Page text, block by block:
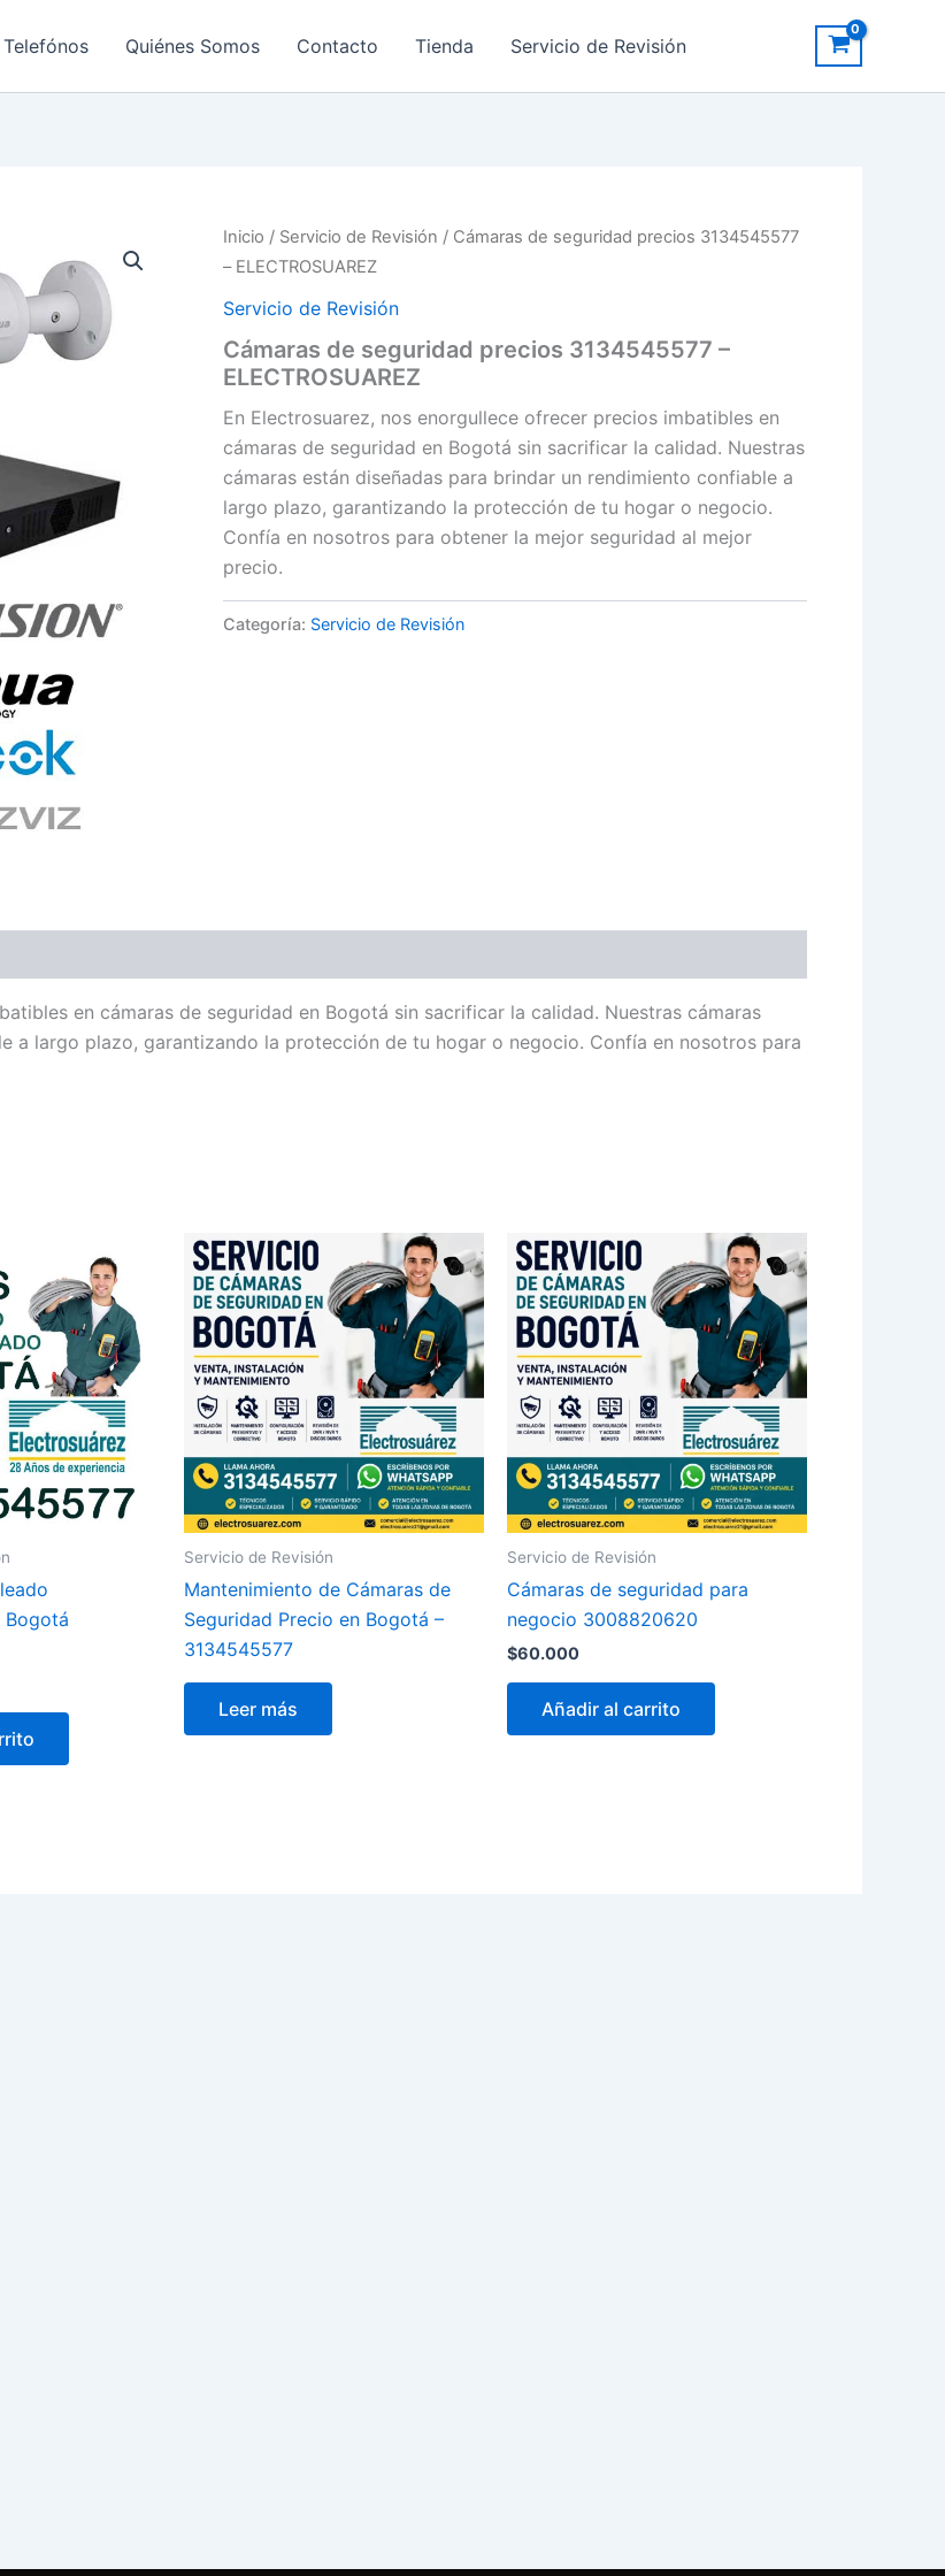
Telefónos Quiénes Somos Contacto Tienda Servicio de Revisión
Inicio / Servicio de Revisión / Cámaras de seguridad precios 3134545577
– ELECTROSUAREZ
Servicio de Revisión
Cámaras de seguridad precios 3134545577 –
ELECTROSUAREZ
En Electrosuarez, nos enorgullece ofrecer precios imbatibles en
cámaras de seguridad en Bogotá sin sacrificar la calidad. Nuestras
cámaras están diseñadas para brindar un rendimiento confiable a
largo plazo, garantizando la protección de tu hogar o negocio.
Confía en nosotros para obtener la mejor seguridad al mejor
precio.
Categoría: Servicio de Revisión
en cámaras de seguridad en Bogotá sin sacrificar la calidad. Nuestras cámaras
a largo plazo, garantizando la protección de tu hogar o negocio. Confía en nosotros para
Bogotá
Servicio de Revisión
Mantenimiento de Cámaras de
Seguridad Precio en Bogotá –
3134545577
Leer más
Servicio de Revisión
Cámaras de seguridad para
negocio 3008820620
$60.000
Añadir al carrito